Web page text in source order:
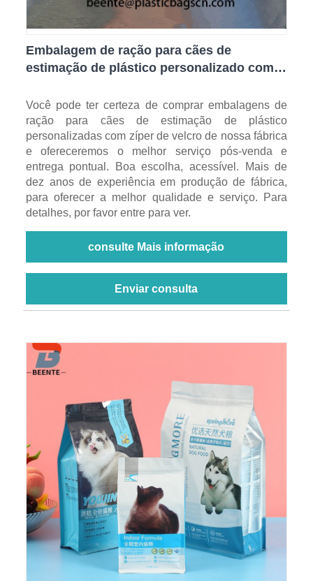
Embalagem de ração para cães de
estimação de plástico personalizado com
Você pode ter certeza de comprar embalagens de
ração para cães de estimação de plástico
personalizadas com zíper de velcro de nossa fábrica
e ofereceremos o melhor serviço pós-venda e
entrega pontual. Boa escolha, acessível. Mais de
dez anos de experiência em produção de fábrica,
para oferecer a melhor qualidade e serviço. Para
detalhes, por favor entre para ver.
consulte Mais informação
Enviar consulta